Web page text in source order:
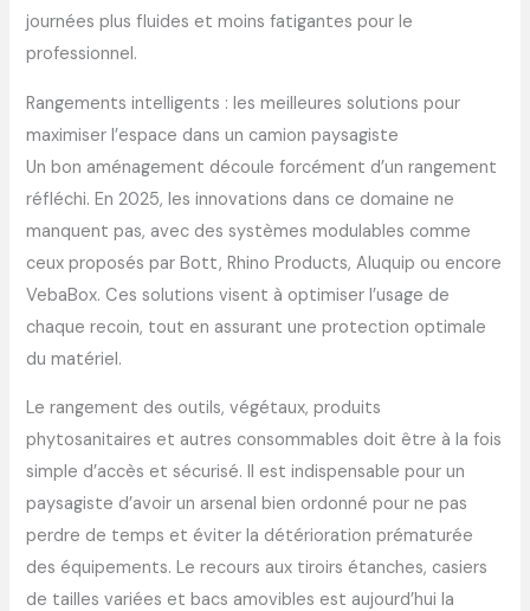
journées plus fluides et moins fatigantes pour le
professionnel.
Rangements intelligents : les meilleures solutions pour
maximiser l’espace dans un camion paysagiste
Un bon aménagement découle forcément d’un rangement
réfléchi. En 2025, les innovations dans ce domaine ne
manquent pas, avec des systèmes modulables comme
ceux proposés par Bott, Rhino Products, Aluquip ou encore
VebaBox. Ces solutions visent à optimiser l’usage de
chaque recoin, tout en assurant une protection optimale
du matériel.
Le rangement des outils, végétaux, produits
phytosanitaires et autres consommables doit être à la fois
simple d’accès et sécurisé. Il est indispensable pour un
paysagiste d’avoir un arsenal bien ordonné pour ne pas
perdre de temps et éviter la détérioration prématurée
des équipements. Le recours aux tiroirs étanches, casiers
de tailles variées et bacs amovibles est aujourd’hui la